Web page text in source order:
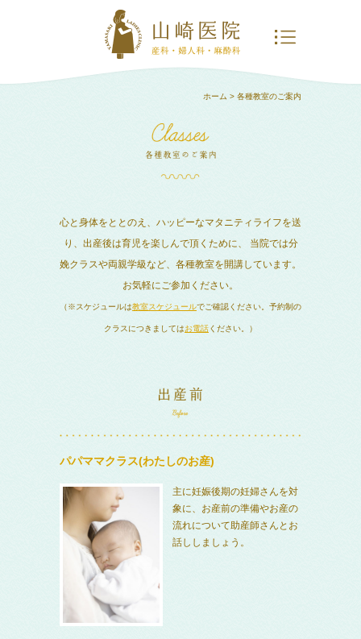
ホーム > 各種教室のご案内
心と身体をととのえ、ハッピーなマタニティライフを送
り、出産後は育児を楽しんで頂くために、
当院では分
娩クラスや両親学級など、各種教室を開講しています。
お気軽にご参加ください。
（※スケジュールは教室スケジュールでご確認ください。予約制の
クラスにつきましてはお電話ください。）
パパママクラス(わたしのお産)
主に妊娠後期の妊婦さんを対
象に、お産前の準備やお産の
流れについて助産師さんとお
話ししましょう。